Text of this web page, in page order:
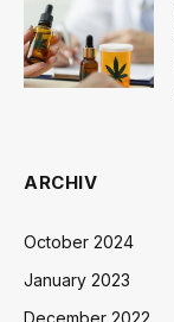
ARCHIV
October 2024
January 2023